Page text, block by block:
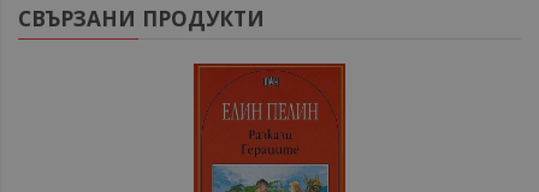
СВЪРЗАНИ ПРОДУКТИ